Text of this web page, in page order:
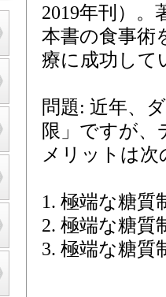
2019年刊）。
本書の食事術
療に成功して
問題: 近年、
限」ですが
メリットは
1. 極端な糖
2. 極端な糖質
3. 極端な糖